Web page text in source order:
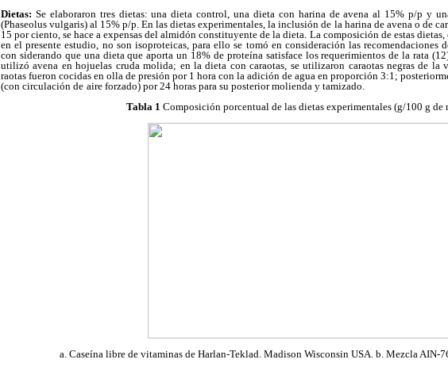
Dietas: Se elaboraron tres dietas: una dieta control, una dieta con harina de avena al 15% p/p y
(Phaseolus vulgaris) al 15% p/p. En las dietas experimentales, la inclusión de la harina de avena o de
15 por ciento, se hace a expensas del almidón constituyente de la dieta. La composición de estas dietas,
en el presente estudio, no son isoproteicas, para ello se tomó en consideración las
con siderando que una dieta que aporta un 18% de proteína satisface los requerimientos de la rata
utilizó avena en hojuelas cruda molida; en la dieta con caraotas, se utilizaron caraotas negras de la
raotas fueron cocidas en olla de presión por 1 hora con la adición de agua en proporción 3:1;
(con circulación de aire forzado) por 24 horas para su posterior molienda y tamizado.
Tabla 1 Composición porcentual de las dietas experimentales (g/100 g de
a. Caseína libre de vitaminas de Harlan-Teklad. Madison Wisconsin USA. b. Mezcla AIN-